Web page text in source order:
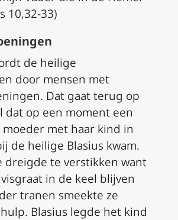
10,32-33)
de heilige
door mensen met
Dat gaat terug op
dat op een moment een
met haar kind in
de heilige Blasius kwam.
dreigde te verstikken want
in de keel blijven
tranen smeekte ze
Blasius legde het kind